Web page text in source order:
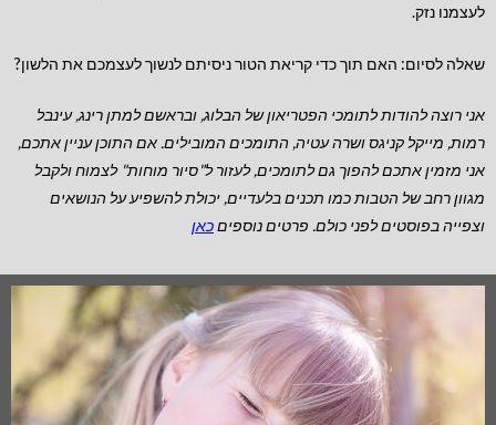
לעצמנו נזק.
שאלה לסיום: האם תוך כדי קריאת הטור ניסיתם לנשוך לעצמכם את הלשון?
אני רוצה להודות לתומכי הפטריאון של הבלוג, ובראשם למתן רינג, עינבל
רמות, מייקל קניגס ושרה עטיה, התומכים המובילים.אם התוכן עניין אתכם,
אני מזמין אתכם להפוך גם לתומכים, לעזור ל"סיור מוחות" לצמוח ולקבל
מגוון רחב של הטבות כמו תכנים בלעדיים, יכולת להשפיע על הנושאים
וצפייה בפוסטים לפני כולם. פרטים נוספיםכאן